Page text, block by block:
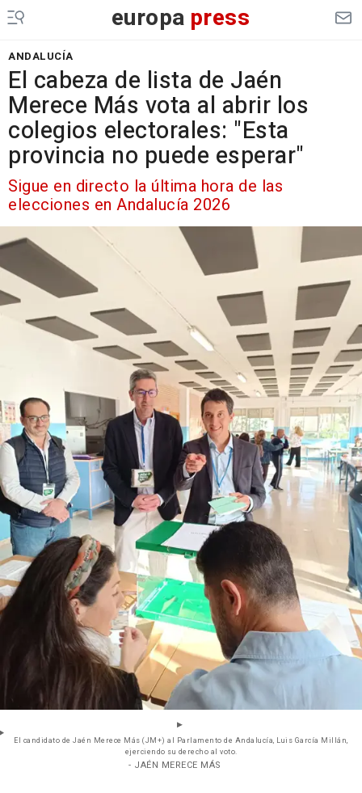
europa press
ANDALUCÍA
El cabeza de lista de Jaén
Merece Más vota al abrir los
colegios electorales: "Esta
provincia no puede esperar"
Sigue en directo la última hora de las
elecciones en Andalucía 2026
El candidato de Jaén Merece Más (JM+) al Parlamento de Andalucía, Luis García Millán,
ejerciendo su derecho al voto.
- JAÉN MERECE MÁS